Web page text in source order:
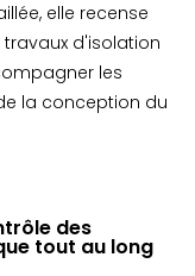
elle recense
d'isolation
les
la conception du
des
tout au long